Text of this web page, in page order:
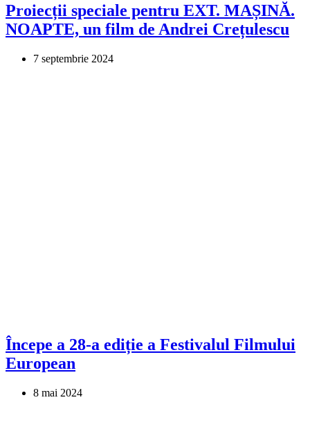
Proiecții speciale pentru EXT. MAȘINĂ.
NOAPTE, un film de Andrei Crețulescu
7 septembrie 2024
Începe a 28-a ediție a Festivalul Filmului
European
8 mai 2024